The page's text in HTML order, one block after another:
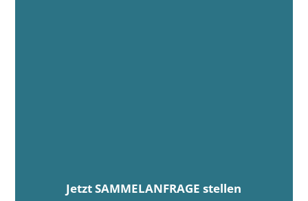
Jetzt SAMMELANFRAGE stellen